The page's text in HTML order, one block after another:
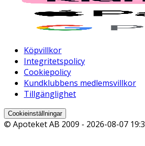
Köpvillkor
Integritetspolicy
Cookiepolicy
Kundklubbens medlemsvillkor
Tillgänglighet
Cookieinställningar
© Apoteket AB 2009 - 2026-08-07